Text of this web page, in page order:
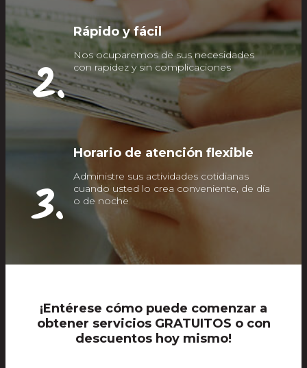
2.
Rápido y fácil
Nos ocuparemos de sus necesidades
con rapidez y sin complicaciones
3.
Horario de atención flexible
Administre sus actividades cotidianas
cuando usted lo crea conveniente, de día
o de noche
¡Entérese cómo puede comenzar a
obtener servicios GRATUITOS o con
descuentos hoy mismo!